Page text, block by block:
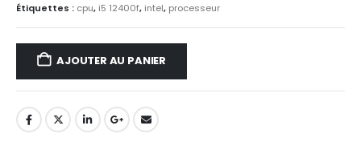
Étiquettes : cpu, i5 12400f, intel, processeur
AJOUTER AU PANIER